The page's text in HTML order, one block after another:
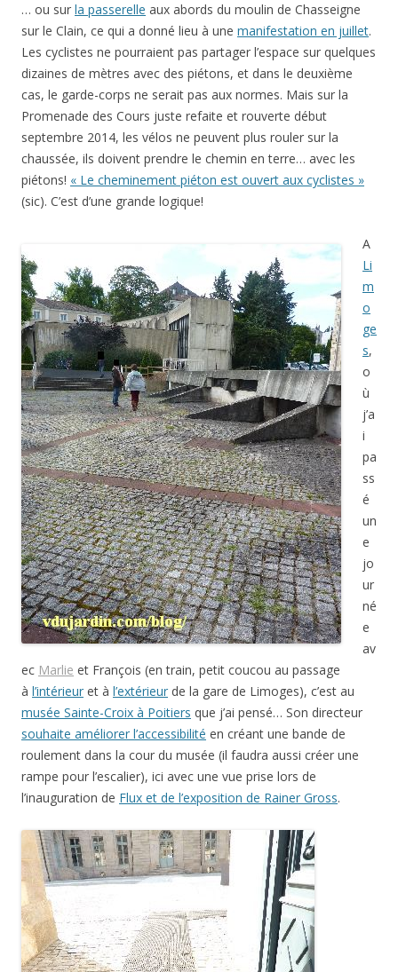
… ou sur la passerelle aux abords du moulin de Chasseigne
sur le Clain, ce qui a donné lieu à une manifestation en juillet.
Les cyclistes ne pourraient pas partager l’espace sur quelques
dizaines de mètres avec des piétons, et dans le deuxième
cas, le garde-corps ne serait pas aux normes. Mais sur la
Promenade des Cours juste refaite et rouverte début
septembre 2014, les vélos ne peuvent plus rouler sur la
chaussée, ils doivent prendre le chemin en terre… avec les
piétons! « Le cheminement piéton est ouvert aux cyclistes »
(sic). C’est d’une grande logique!
A
Li
m
o
ge
s,
o
ù
j’a
i
pa
ss
é
un
e
jo
ur
né
e
av
ec Marlie et François (en train, petit coucou au passage
à l’intérieur et à l’extérieur de la gare de Limoges), c’est au
musée Sainte-Croix à Poitiers que j’ai pensé… Son directeur
souhaite améliorer l’accessibilité en créant une bande de
roulement dans la cour du musée (il faudra aussi créer une
rampe pour l’escalier), ici avec une vue prise lors de
l’inauguration de Flux et de l’exposition de Rainer Gross.